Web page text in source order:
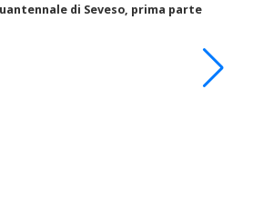
di Seveso, prima parte